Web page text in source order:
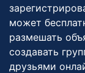
может
размешать
создавать
друзьями